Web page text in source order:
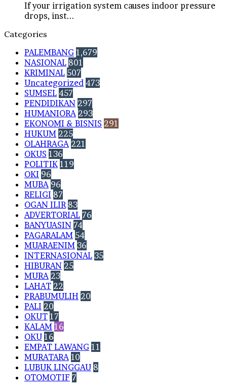
If your irrigation system causes indoor pressure
drops, inst...
Categories
PALEMBANG 1,679
NASIONAL 801
KRIMINAL 507
Uncategorized 473
SUMSEL 457
PENDIDIKAN 297
HUMANIORA 293
EKONOMI & BISNIS 291
HUKUM 225
OLAHRAGA 221
OKUS 136
POLITIK 119
OKI 96
MUBA 96
RELIGI 87
OGAN ILIR 83
ADVERTORIAL 76
BANYUASIN 74
PAGARALAM 54
MUARAENIM 36
INTERNASIONAL 35
HIBURAN 25
MURA 23
LAHAT 22
PRABUMULIH 20
PALI 20
OKUT 17
KALAM 16
OKU 16
EMPAT LAWANG 11
MURATARA 10
LUBUK LINGGAU 8
OTOMOTIF 7